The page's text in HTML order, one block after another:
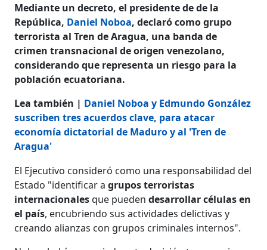
Mediante un decreto, el presidente de de la
República, Daniel Noboa, declaró como grupo
terrorista al Tren de Aragua, una banda de
crimen transnacional de origen venezolano,
considerando que representa un riesgo para la
población ecuatoriana.
Lea también | Daniel Noboa y Edmundo González
suscriben tres acuerdos clave, para atacar
economía dictatorial de Maduro y al 'Tren de
Aragua'
El Ejecutivo consideró como una responsabilidad del
Estado "identificar a grupos terroristas
internacionalesque puedendesarrollar células en
el país, encubriendo sus actividades delictivas y
creando alianzas con grupos criminales internos".